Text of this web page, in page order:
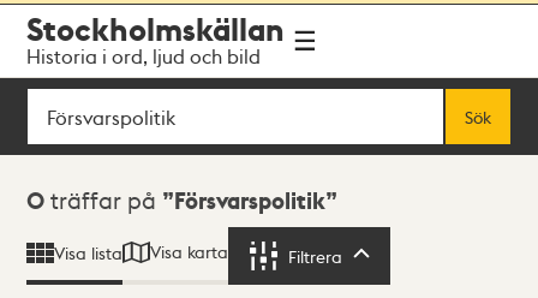
navigationen
huvudinnehållet
Stockholmskällan
Historia i ord, ljud och bild
Sök
Sök
Sökresultat
0 träffar på Försvarspolitik
Visa lista Visa karta Filtrera